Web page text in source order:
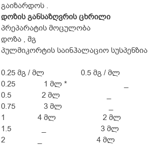
გაიზარდოს .
დოზის განსაზღვრის ცხრილი
პრეპარატის მოცულობა
დოზა , მგ
პულმიკორტის საინჰალაციო სუსპენზია
0.25 მგ / მლ 0.5 მგ / მლ
0.25 1 მლ * _
0.5 2 მლ _
0.75 3 მლ _
1 4 მლ 2 მლ
1.5 _ 3 მლ
2 _ 4 მლ